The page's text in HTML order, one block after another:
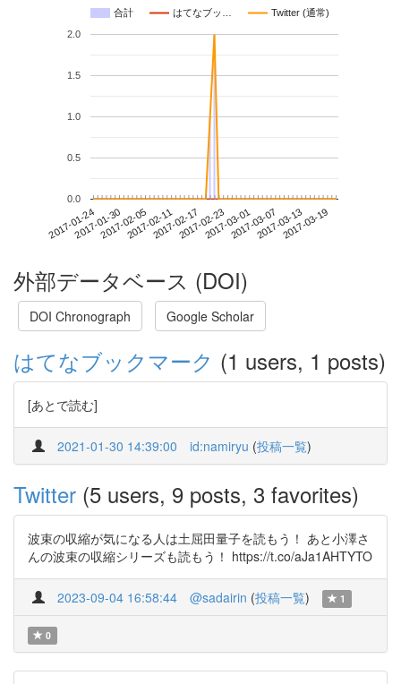
合計 はてなブッ… Twitter (通常)
2017-01-242017-01-302017-02-052017-02-112017-02-172017-02-232017-03-012017-03-072017-03-132017-03-19
0.0
0.5
1.0
1.5
2.0
外部データベース (DOI)
DOI Chronograph Google Scholar
はてなブックマーク (1 users, 1 posts)
[あとで読む]
2021-01-30 14:39:00 id:namiryu (投稿一覧)
Twitter (5 users, 9 posts, 3 favorites)
波束の収縮が気になる人は土屈田量子を読もう！ あと小澤さ
んの波束の収縮シリーズも読もう！ https://t.co/aJa1AHTYTO
2023-09-04 16:58:44 @sadairin (投稿一覧) 1
0